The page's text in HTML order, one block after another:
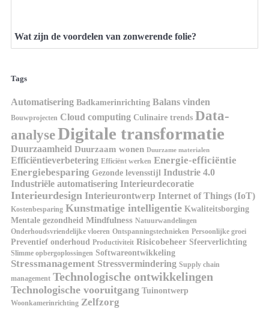
Wat zijn de voordelen van zonwerende folie?
Tags
Automatisering Badkamerinrichting Balans vinden
Bouwprojecten Cloud computing Culinaire trends Data-
analyseDigitale transformatie
Duurzaamheid Duurzaam wonen Duurzame materialen
Efficiëntieverbetering Efficiënt werken Energie-efficiëntie
Energiebesparing Gezonde levensstijl Industrie 4.0
Industriële automatisering Interieurdecoratie
Interieurdesign Interieurontwerp Internet of Things (IoT)
Kostenbesparing Kunstmatige intelligentie Kwaliteitsborging
Mentale gezondheid Mindfulness Natuurwandelingen
Onderhoudsvriendelijke vloeren Ontspanningstechnieken Persoonlijke groei
Preventief onderhoud Productiviteit Risicobeheer Sfeerverlichting
Slimme opbergoplossingen Softwareontwikkeling
Stressmanagement Stressvermindering Supply chain
management Technologische ontwikkelingen
Technologische vooruitgang Tuinontwerp
Woonkamerinrichting Zelfzorg